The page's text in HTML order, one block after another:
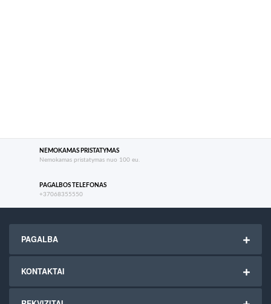
NEMOKAMAS PRISTATYMAS
Nemokamas pristatymas nuo 100 eu.
PAGALBOS TELEFONAS
+37068355550
PAGALBA
KONTAKTAI